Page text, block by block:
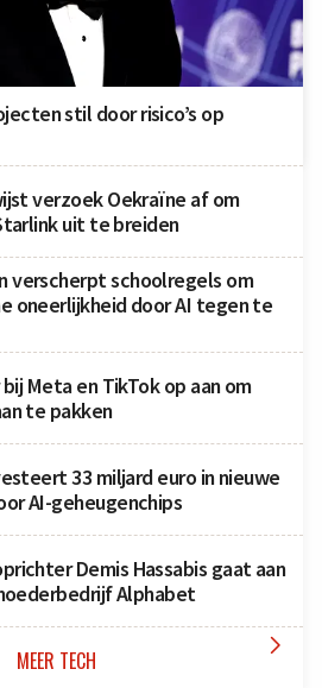
stil door risico’s op
verzoek Oekraïne af om
uit te breiden
verscherpt schoolregels om
oneerlijkheid door AI tegen te
Meta en TikTok op aan om
te pakken
33 miljard euro in nieuwe
AI-geheugenchips
Demis Hassabis gaat aan
Alphabet
MEER TECH 